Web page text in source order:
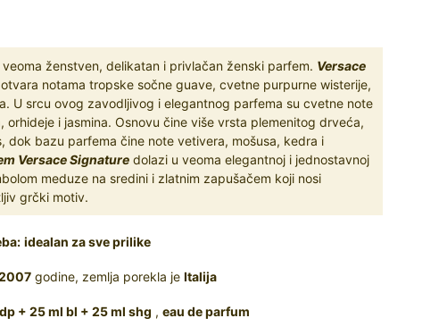
veoma ženstven, delikatan i privlačan ženski parfem. Versace
notama tropske sočne guave, cvetne purpurne wisterije,
U srcu ovog zavodljivog i elegantnog parfema su cvetne note
orhideje i jasmina. Osnovu čine više vrsta plemenitog drveća,
dok bazu parfema čine note vetivera, mošusa, kedra i
Versace Signature dolazi u veoma elegantnoj i jednostavnoj
meduze na sredini i zlatnim zapušačem koji nosi
grčki motiv.
idealan za sve prilike
godine, zemlja porekla je Italija
+ 25 ml bl + 25 ml shg , eau de parfum